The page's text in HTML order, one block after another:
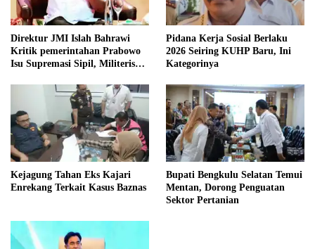
Direktur JMI Islah Bahrawi
Kritik pemerintahan Prabowo
Isu Supremasi Sipil, Militerisasi,
Pidana Kerja Sosial Berlaku
2026 Seiring KUHP Baru, Ini
Kategorinya
Kejagung Tahan Eks Kajari
Enrekang Terkait Kasus Baznas
Bupati Bengkulu Selatan Temui
Mentan, Dorong Penguatan
Sektor Pertanian